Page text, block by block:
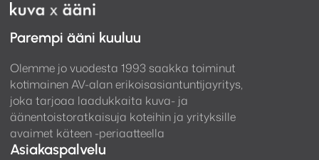
soittimesta vai kenties internet radion tai
suoratoistopalvelun kautta.
HEOS järjestelmässä voit valita toistatko eri
kappaletta eri huoneissa, vai haluatko kuunnella
samaa kappaletta kaikissa huoneissa. Ainutlaatuinen
digitaaliteknologiamme huolehtii synkronoinnista
joten musiikki kuuluu mikrosekuntien tarkkuudella
samaan aikaan jolloin äänenlaatu ja stereokuva ovat
Parempi ääni kuuluu
Olemme jo vuodesta 1993 saakka toiminut
kotimainen AV-alan erikoisasiantuntijayritys,
joka tarjoaa laadukkaita kuva- ja
äänentoistoratkaisuja koteihin ja yrityksille
avaimet käteen -periaatteella
Asiakaspalvelu